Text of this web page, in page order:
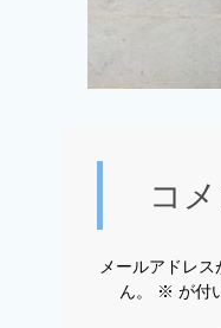
コ
メールアドレ
ん。
※ が付